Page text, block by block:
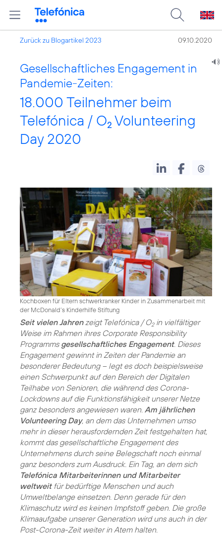
Zurück zu Blogartikel 2023 09.10.2020
Gesellschaftliches Engagement in
Pandemie-Zeiten:
18.000 Teilnehmer beim
Telefónica / O2 Volunteering
Day 2020
Kochboxen für Eltern schwerkranker Kinder in Zusammenarbeit mit
der McDonald‘s Kinderhilfe Stiftung
Seit vielen Jahrenzeigt Telefónica / O2in vielfältiger
Weise im Rahmen ihres Corporate Responsibility
Programms gesellschaftliches Engagement. Dieses
Engagement gewinnt in Zeiten der Pandemie an
besonderer Bedeutung – legt es doch beispielsweise
einen Schwerpunkt auf den Bereich der Digitalen
Teilhabe von Senioren, die während des Corona-
Lockdowns auf die Funktionsfähigkeit unserer Netze
ganz besonders angewiesen waren. Am jährlichen
Volunteering Day, an dem das Unternehmen umso
mehr in dieser herausfordernden Zeit festgehalten hat,
kommt das gesellschaftliche Engagement des
Unternehmens durch seine Belegschaft noch einmal
ganz besonders zum Ausdruck. Ein Tag, an dem sich
Telefónica Mitarbeiterinnen und Mitarbeiter
weltweitfür bedürftige Menschen und auch
Umweltbelange einsetzen. Denn gerade für den
Klimaschutz wird es keinen Impfstoff geben. Die große
Klimaaufgabe unserer Generation wird uns auch in der
Post-Corona-Zeit weiter in Atem halten.